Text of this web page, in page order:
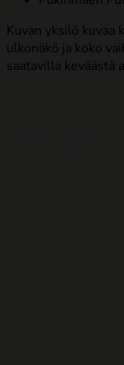
Kuvan yksilö kuvaa
ulkonäkö ja koko
saatavilla keväästä